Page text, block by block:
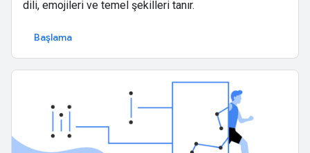
dili, emojileri ve temel şekilleri tanır.
Başlama